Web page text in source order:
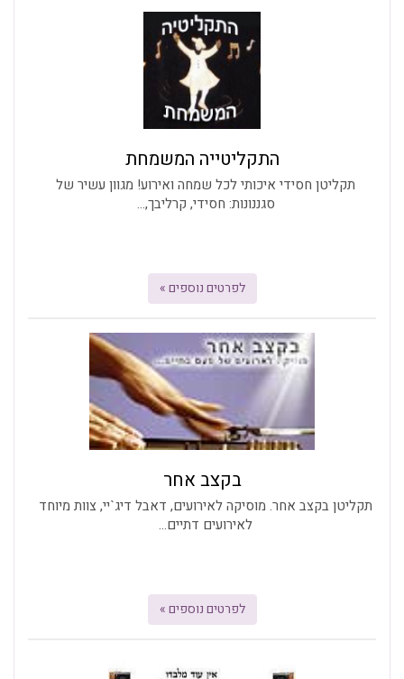
התקליטייה המשמחת
תקליטן חסידי איכותי לכל שמחה ואירוע! מגוון עשיר של
סגננונות: חסידי, קרליבך,...
לפרטים נוספים »
בקצב אחר
תקליטן בקצב אחר. מוסיקה לאירועים, דאבל דיג`יי, צוות מיוחד
לאירועים דתיים...
לפרטים נוספים »